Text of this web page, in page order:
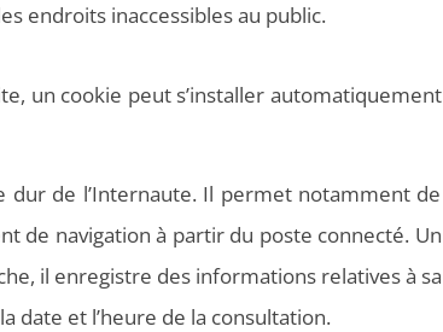
endroits inaccessibles au public.
un cookie peut s’installer automatiquement
dur de l’Internaute. Il permet notamment de
de navigation à partir du poste connecté. Un
il enregistre des informations relatives à sa
date et l’heure de la consultation.